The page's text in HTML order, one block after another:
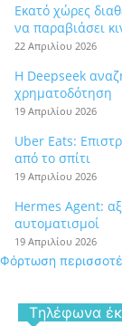
Εκατό χώρες
να παραβιάσει
22 Απριλίου 2026
Η Deepseek
χρηματοδότηση
19 Απριλίου 2026
Uber Eats:
από το σπίτι
19 Απριλίου 2026
Hermes Agent:
αυτοματισμοί
19 Απριλίου 2026
Φόρτωση
Tηλέφωνα